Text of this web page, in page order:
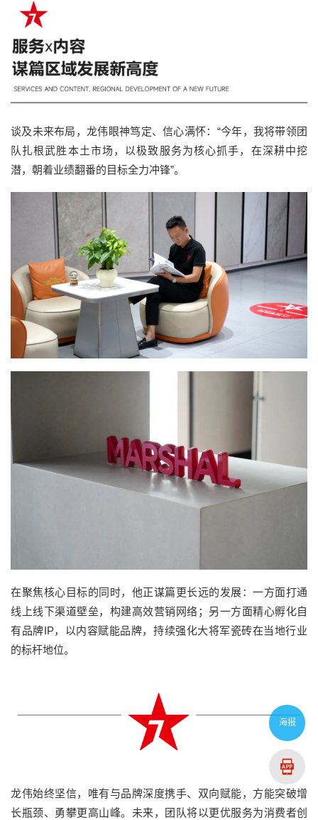
谈及未来布局，龙伟眼神笃定、信心满怀：“今年，我将带领团
队扎根武胜本土市场，以极致服务为核心抓手，在深耕中挖
潜，朝着业绩翻番的目标全力冲锋”。
在聚焦核心目标的同时，他正谋篇更长远的发展：一方面打通
线上线下渠道壁垒，构建高效营销网络；另一方面精心孵化自
有品牌IP，以内容赋能品牌，持续强化大将军瓷砖在当地行业
的标杆地位。
龙伟始终坚信，唯有与品牌深度携手、双向赋能，方能突破增
长瓶颈、勇攀更高山峰。未来，团队将以更优服务为消费者创
海报